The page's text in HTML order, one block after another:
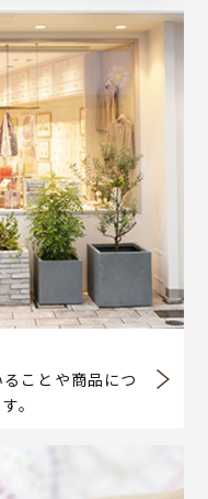
ことや商品につ
。